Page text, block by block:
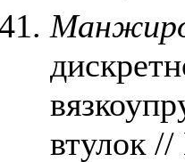
втулок